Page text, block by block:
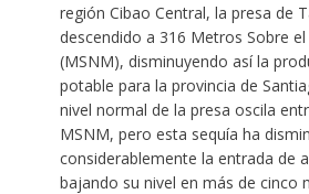
región Cibao Central, la presa de
descendido a 316 Metros Sobre
(MSNM), disminuyendo así la
potable para la provincia de
nivel normal de la presa oscila
MSNM, pero esta sequía ha
considerablemente la entrada de
bajando su nivel en más de cinco